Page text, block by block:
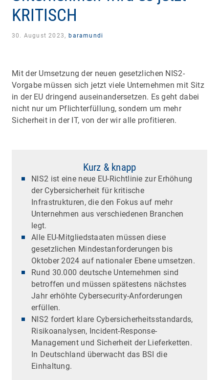
KRITISCH
30. August 2023, baramundi
Mit der Umsetzung der neuen gesetzlichen NIS2-
Vorgabe müssen sich jetzt viele Unternehmen mit Sitz
in der EU dringend auseinandersetzen. Es geht dabei
nicht nur um Pflichterfüllung, sondern um mehr
Sicherheit in der IT, von der wir alle profitieren.
Kurz & knapp
NIS2 ist eine neue EU-Richtlinie zur Erhöhung
der Cybersicherheit für kritische
Infrastrukturen, die den Fokus auf mehr
Unternehmen aus verschiedenen Branchen
legt.
Alle EU-Mitgliedstaaten müssen diese
gesetzlichen Mindestanforderungen bis
Oktober 2024 auf nationaler Ebene umsetzen.
Rund 30.000 deutsche Unternehmen sind
betroffen und müssen spätestens nächstes
Jahr erhöhte Cybersecurity-Anforderungen
erfüllen.
NIS2 fordert klare Cybersicherheitsstandards,
Risikoanalysen, Incident-Response-
Management und Sicherheit der Lieferketten.
In Deutschland überwacht das BSI die
Einhaltung.